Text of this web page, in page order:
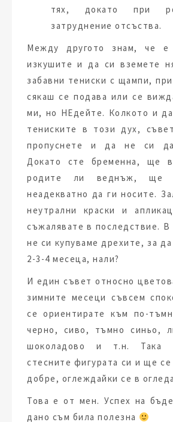
тях, докато при
затруднение отсъства.
Между другото знам, че
изкушите и да си вземете
забавни тениски с щампи,
сякаш се подава или се
ми, но НЕдейте. Колкото и
тениските в този дух,
пропуснете и да не си
Докато сте бременна, ще
родите ли веднъж, ще
неадекватно да ги носите.
неутрални краски и
съжалявате в последствие. В
не си купуваме дрехите, за
2-3-4 месеца, нали?
И един съвет относно
зимните месеци съвсем
се ориентирате към по-
черно, сиво, тъмно синьо,
шоколадово и т.н. Така
стесните фигурата си и ще
добре, оглеждайки се в
Това е от мен. Успех на
дано съм била полезна